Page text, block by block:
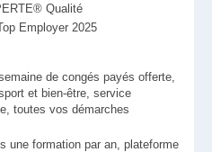
Qualité
Employer 2025
de congés payés offerte,
et bien-être, service
toutes vos démarches
une formation par an, plateforme